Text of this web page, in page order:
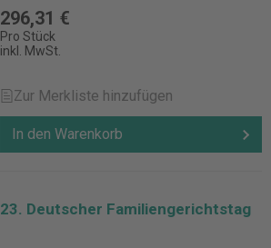
1612 a BGB wurden zwischen 43 € und 122
€ gegenüber dem Vorjahr erhöht. Die
Leitlinien der OLG lagen bei
aber bei Bestehen einer Online-Verbindung
nach Bekanntmachung automatisch
Kaufpreisausgleich und zur PKH-
Das komfortable Berechnungsprogramm
liefert Ihnen schnell das richtige Ergebnis.
296,31 €
Pro Stück
inkl. MwSt.
Zur Merkliste hinzufügen
In den Warenkorb
23. Deutscher Familiengerichtstag